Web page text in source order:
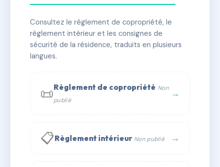
✓ Immatriculée 🏠 25 lots 🏗 1 bâtiment(s)
📞 Contacter Syndic Digital
Consultez le règlement de copropriété, le
règlement intérieur et les consignes de
sécurité de la résidence, traduits en plusieurs
langues.
📜Règlement de copropriété Non
publié
→
📋Règlement intérieur Non publié →